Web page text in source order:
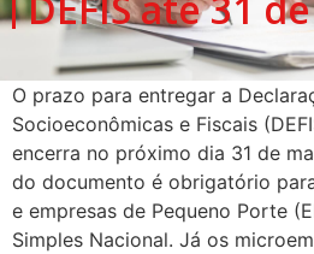
O prazo para entregar a
Socioeconômicas e Fiscais
encerra no próximo dia 31 de
do documento é obrigatório
e empresas de Pequeno Porte
Simples Nacional. Já os